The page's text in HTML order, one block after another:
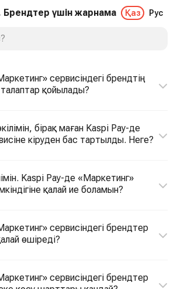
Брендтер үшін жарнама Қаз Рус
сервисіндегі брендтің
қойылады?
бірақ маған Kaspi Pay-де
кіруден бас тартылды. Неге?
Kaspi Pay-де «Маркетинг»
қалай ие боламын?
сервисіндегі брендтер
өшіреді?
сервисіндегі брендтер